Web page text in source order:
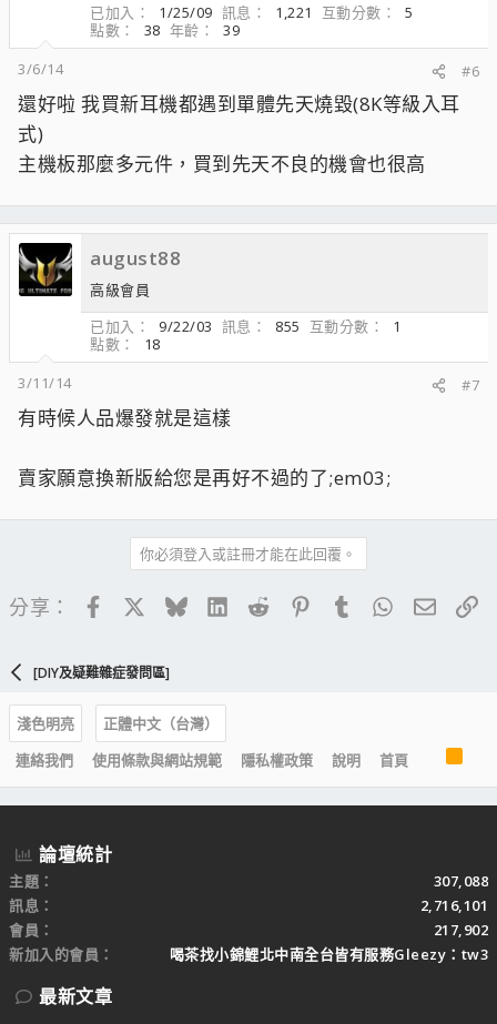
已加入
1/25/09 訊息 1,221 互動分數
5
點數
38 年齡
39
3/6/14
#6
還好啦 我買新耳機都遇到單體先天燒毀(8K等級入耳
式)
主機板那麼多元件，買到先天不良的機會也很高
august88
高級會員
已加入
9/22/03 訊息 855 互動分數
1
點數
18
3/11/14
#7
有時候人品爆發就是這樣
賣家願意換新版給您是再好不過的了;em03;
你必須登入或註冊才能在此回覆。
分享： FacebookBlueskyLinkedIn
Reddit PinterestTumblrWhatsApp
電子
[DIY及疑難雜症發問區]
淺色明亮
正體中文（台灣）
連絡我們
使用條款與網站規範 隱私權政策 說明 首頁
R
S
S
論壇統計
主題
307,088
訊息
2,716,101
會員
217,902
新加入的會員
喝茶找小錦鯉北中南全台皆有服務Gleezy：tw3
最新文章